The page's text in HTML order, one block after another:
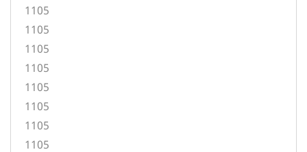
1105
1105
1105
1105
1105
1105
1105
1105